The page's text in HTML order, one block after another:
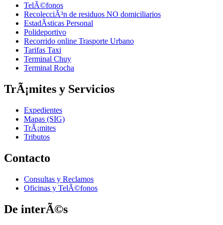
TelÃ©fonos
RecolecciÃ³n de residuos NO domiciliarios
EstadÃ­sticas Personal
Polideportivo
Recorrido online Trasporte Urbano
Tarifas Taxi
Terminal Chuy
Terminal Rocha
TrÃ¡mites y Servicios
Expedientes
Mapas (SIG)
TrÃ¡mites
Tributos
Contacto
Consultas y Reclamos
Oficinas y TelÃ©fonos
De interÃ©s